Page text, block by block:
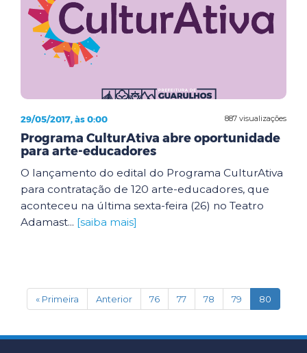
887 visualizações
29/05/2017, às 0:00
Programa CulturAtiva abre oportunidade
para arte-educadores
O lançamento do edital do Programa CulturAtiva
para contratação de 120 arte-educadores, que
aconteceu na última sexta-feira (26) no Teatro
Adamast... [saiba mais]
« Primeira Anterior 76 77 78 79 80